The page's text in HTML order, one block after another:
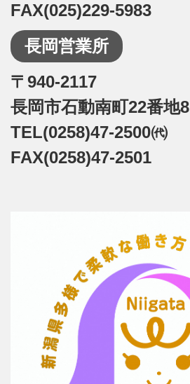
FAX(025)229-5983
長岡営業所
〒940-2117
長岡市石動南町22番地8
TEL(0258)47-2500㈹
FAX(0258)47-2501